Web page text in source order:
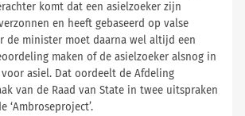
komt dat een asielzoeker zijn
en heeft gebaseerd op valse
de minister moet daarna wel altijd een
maken of de asielzoeker alsnog in
asiel. Dat oordeelt de Afdeling
van de Raad van State in twee uitspraken
‘Ambroseproject’.